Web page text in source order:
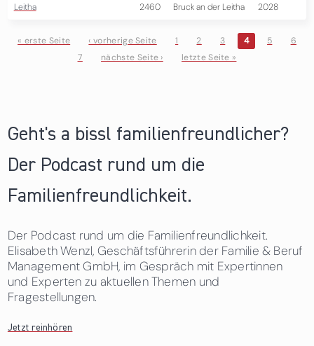
Leitha
2460 Bruck an der Leitha 2028
« erste Seite ‹ vorherige Seite 1 2 3 4 5
6
7
nächste Seite › letzte Seite »
Geht's a bissl familienfreundlicher?
Der Podcast rund um die
Familienfreundlichkeit.
Der Podcast rund um die Familienfreundlichkeit.
Elisabeth Wenzl, Geschäftsführerin der Familie & Beruf
Management GmbH, im Gespräch mit Expertinnen
und Experten zu aktuellen Themen und
Fragestellungen.
Jetzt reinhören